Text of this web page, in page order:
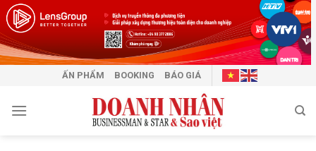
Skip
to
content
ẤN PHẨM BOOKING BÁO GIÁ